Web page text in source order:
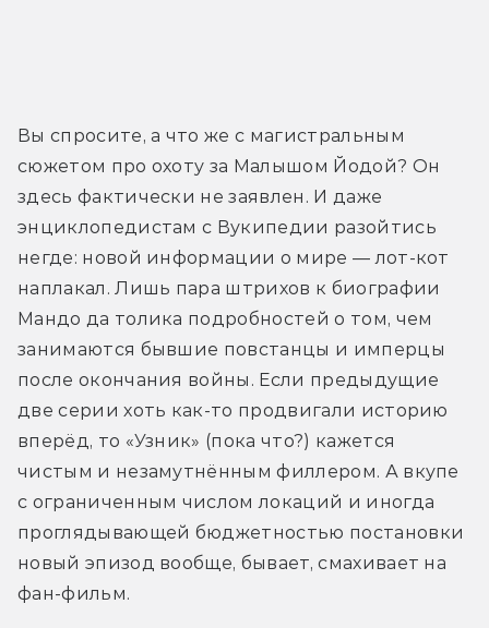
Вы спросите, а что же с магистральным
сюжетом про охоту за Малышом Йодой? Он
здесь фактически не заявлен. И даже
энциклопедистам с Вукипедии разойтись
негде: новой информации о мире — лот-кот
наплакал. Лишь пара штрихов к биографии
Мандо да толика подробностей о том, чем
занимаются бывшие повстанцы и имперцы
после окончания войны. Если предыдущие
две серии хоть как-то продвигали историю
вперёд, то «Узник» (пока что?) кажется
чистым и незамутнённым филлером. А вкупе
с ограниченным числом локаций и иногда
проглядывающей бюджетностью постановки
новый эпизод вообще, бывает, смахивает на
фан-фильм.